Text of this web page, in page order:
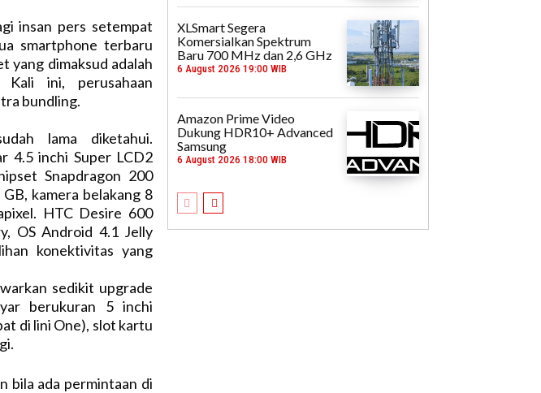
insan pers setempat
smartphone terbaru
yang dimaksud adalah
ini, perusahaan
bundling.
lama diketahui.
4.5 inchi Super LCD2
Snapdragon 200
kamera belakang 8
HTC Desire 600
OS Android 4.1 Jelly
konektivitas yang
sedikit upgrade
berukuran 5 inchi
di lini One), slot kartu
bila ada permintaan di
XLSmart Segera
Komersialkan Spektrum
Baru 700 MHz dan 2,6 GHz
6 August 2026 19:00 WIB
Amazon Prime Video
Dukung HDR10+ Advanced
Samsung
6 August 2026 18:00 WIB